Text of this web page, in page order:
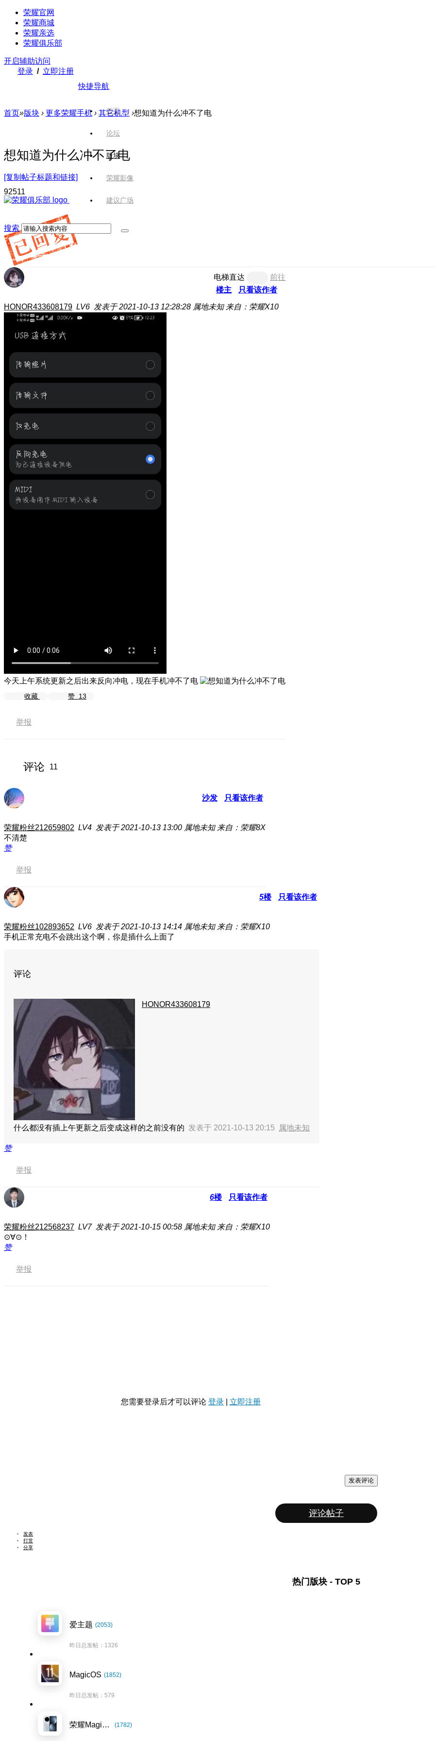
荣耀官网
荣耀商城
荣耀亲选
荣耀俱乐部
开启辅助访问
登录 / 立即注册
快捷导航
首页
论坛
版块
荣耀影像
建议广场
搜索
首页»版块 › 更多荣耀手机 › 其它机型 ›想知道为什么冲不了电
想知道为什么冲不了电
[复制帖子标题和链接]
92511
电梯直达
前往
楼主
只看该作者
HONOR433608179 LV6 发表于 2021-10-13 12:28:28 属地未知 来自：荣耀X10
今天上午系统更新之后出来反向冲电，现在手机冲不了电
收藏 赞 13
举报
评论 11
沙发 只看该作者
荣耀粉丝212659802 LV4 发表于 2021-10-13 13:00 属地未知 来自：荣耀8X
不清楚
赞
举报
5楼 只看该作者
荣耀粉丝102893652 LV6 发表于 2021-10-13 14:14 属地未知 来自：荣耀X10
手机正常充电不会跳出这个啊，你是插什么上面了
评论
HONOR433608179
什么都没有插上午更新之后变成这样的之前没有的 发表于 2021-10-13 20:15 属地未知
赞
举报
6楼 只看该作者
荣耀粉丝212568237 LV7 发表于 2021-10-15 00:58 属地未知 来自：荣耀X10
⊙∀⊙！
赞
举报
您需要登录后才可以评论 登录 立即注册
发表评论
评论帖子
发表
打赏
分享
热门版块 - TOP 5
爱主题 (2053)
昨日总发帖：1326
MagicOS (1852)
昨日总发帖：579
荣耀Magic7系列 (1782)